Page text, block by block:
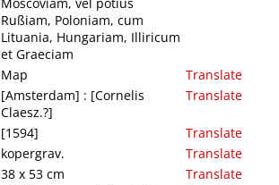
Moscoviam, vel potius
Rußiam, Poloniam, cum
Lituania, Hungariam, Illiricum
et Graeciam
Map
Translate
[Amsterdam] : [Cornelis
Claesz.?]
Translate
[1594]
Translate
kopergrav.
Translate
38 x 53 cm
Translate